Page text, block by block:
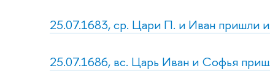
25.07.1683, ср. Цари П. и Иван пришли
25.07.1686, вс. Царь Иван и Софья